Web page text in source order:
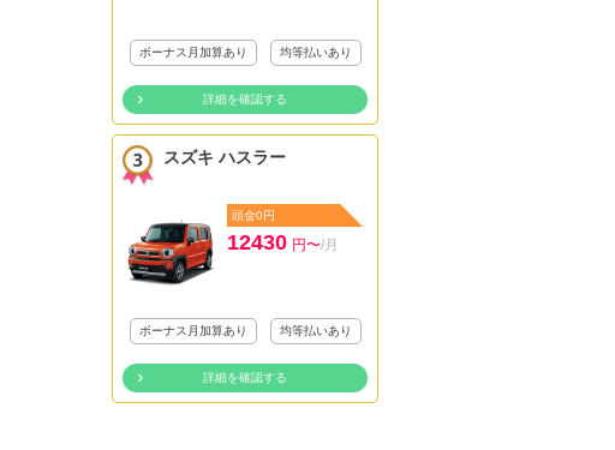
ボーナス月加算あり 均等払いあり
詳細を確認する
スズキ ハスラー
頭金0円
12430 円〜/月
ボーナス月加算あり 均等払いあり
詳細を確認する